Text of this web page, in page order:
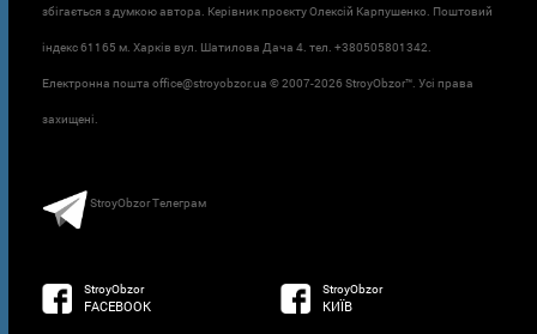
збігається з думкою автора. Керівник проєкту Олексій Карпушенко. Поштовий
індекс 61165 м. Харків вул. Шатилова Дача 4. тел. +380505801342.
Електронна пошта office@stroyobzor.ua © 2007-2026 StroyObzor™. Усі права
захищені.
StroyObzor Телеграм
StroyObzor
FACEBOOK
StroyObzor
КИЇВ